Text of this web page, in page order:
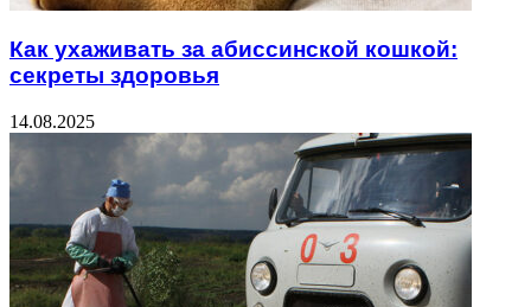
Как ухаживать за абиссинской кошкой:
секреты здоровья
14.08.2025